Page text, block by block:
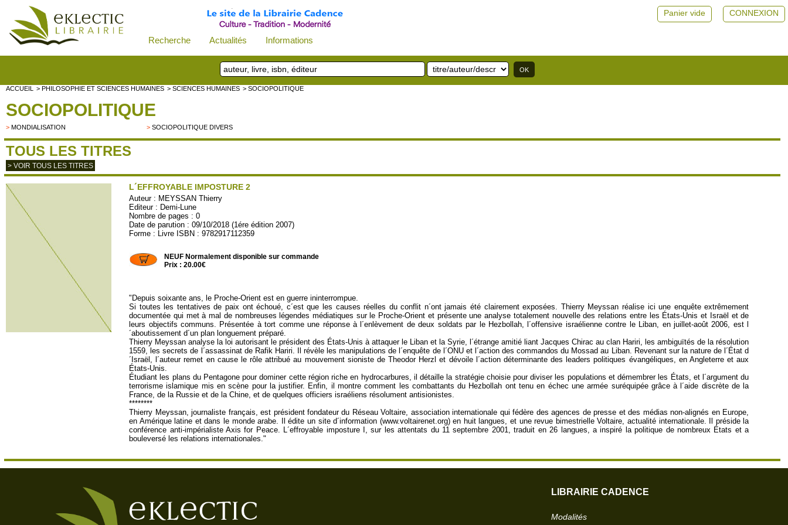
Recherche Actualités Informations
CONNEXION
Panier vide
ACCUEIL > PHILOSOPHIE ET SCIENCES HUMAINES > SCIENCES HUMAINES > SOCIOPOLITIQUE
SOCIOPOLITIQUE
> MONDIALISATION >SOCIOPOLITIQUE DIVERS
TOUS LES TITRES
> VOIR TOUS LES TITRES
L´EFFROYABLE IMPOSTURE 2
Auteur : MEYSSAN Thierry
Editeur : Demi-Lune
Nombre de pages : 0
Date de parution : 09/10/2018 (1ére édition 2007)
Forme : Livre ISBN : 9782917112359
NEUF Normalement disponible sur commande
Prix : 20.00€
"Depuis soixante ans, le Proche-Orient est en guerre ininterrompue.
Si toutes les tentatives de paix ont échoué, c´est que les causes réelles du conflit n´ont jamais été clairement exposées. Thierry Meyssan réalise ici une enquête extrêmement
documentée qui met à mal de nombreuses légendes médiatiques sur le Proche-Orient et présente une analyse totalement nouvelle des relations entre les États-Unis et Israël et de
leurs objectifs communs. Présentée à tort comme une réponse à l´enlèvement de deux soldats par le Hezbollah, l´offensive israélienne contre le Liban, en juillet-août 2006, est l
´aboutissement d´un plan longuement préparé.
Thierry Meyssan analyse la loi autorisant le président des États-Unis à attaquer le Liban et la Syrie, l´étrange amitié liant Jacques Chirac au clan Hariri, les ambiguïtés de la résolution
1559, les secrets de l´assassinat de Rafik Hariri. Il révèle les manipulations de l´enquête de l´ONU et l´action des commandos du Mossad au Liban. Revenant sur la nature de l´État d
´Israël, l´auteur remet en cause le rôle attribué au mouvement sioniste de Theodor Herzl et dévoile l´action déterminante des leaders politiques évangéliques, en Angleterre et aux
États-Unis.
Étudiant les plans du Pentagone pour dominer cette région riche en hydrocarbures, il détaille la stratégie choisie pour diviser les populations et démembrer les États, et l´argument du
terrorisme islamique mis en scène pour la justifier. Enfin, il montre comment les combattants du Hezbollah ont tenu en échec une armée suréquipée grâce à l´aide discrète de la
France, de la Russie et de la Chine, et de quelques officiers israéliens résolument antisionistes.
********
Thierry Meyssan, journaliste français, est président fondateur du Réseau Voltaire, association internationale qui fédère des agences de presse et des médias non-alignés en Europe,
en Amérique latine et dans le monde arabe. Il édite un site d´information (www.voltairenet.org) en huit langues, et une revue bimestrielle Voltaire, actualité internationale. Il préside la
conférence anti-impérialiste Axis for Peace. L´effroyable imposture I, sur les attentats du 11 septembre 2001, traduit en 26 langues, a inspiré la politique de nombreux États et a
bouleversé les relations internationales."
LIBRAIRIE CADENCE
Modalités